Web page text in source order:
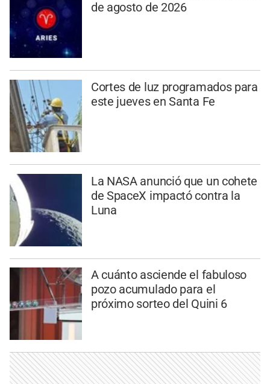
de agosto de 2026
Cortes de luz programados para
este jueves en Santa Fe
La NASA anunció que un cohete
de SpaceX impactó contra la
Luna
A cuánto asciende el fabuloso
pozo acumulado para el
próximo sorteo del Quini 6